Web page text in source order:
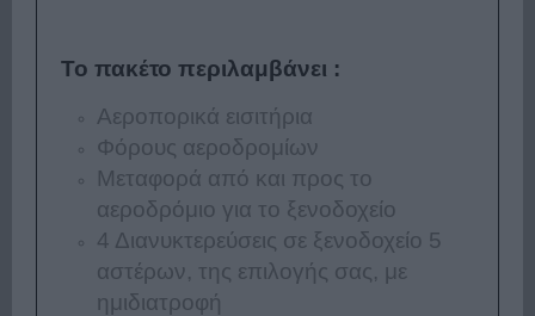
Το πακέτο περιλαμβάνει :
Αεροπορικά εισιτήρια
Φόρους αεροδρομίων
Μεταφορά από και προς το
αεροδρόμιο για το ξενοδοχείο
4 Διανυκτερεύσεις σε ξενοδοχείο 5
αστέρων, της επιλογής σας, με
ημιδιατροφή